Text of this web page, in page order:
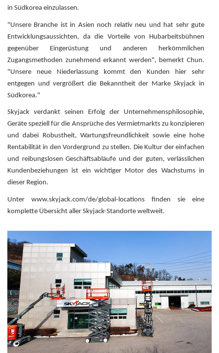
in Südkorea einzulassen.
"Unsere Branche ist in Asien noch relativ neu und hat sehr gute
Entwicklungsaussichten, da die Vorteile von Hubarbeitsbühnen
gegenüber Eingerüstung und anderen herkömmlichen
Zugangsmethoden zunehmend erkannt werden", bemerkt Chun.
"Unsere neue Niederlassung kommt den Kunden hier sehr
entgegen und vergrößert die Bekanntheit der Marke Skyjack in
Südkorea."
Skyjack verdankt seinen Erfolg der Unternehmensphilosophie,
Geräte speziell für die Ansprüche des Vermietmarkts zu konzipieren
und dabei Robustheit, Wartungsfreundlichkeit sowie eine hohe
Rentabilität in den Vordergrund zu stellen. Die Kultur der einfachen
und reibungslosen Geschäftsabläufe und der guten, verlässlichen
Kundenbeziehungen ist ein wichtiger Motor des Wachstums in
dieser Region.
Unter www.skyjack.com/de/global-locations finden sie eine
komplette Übersicht aller Skyjack-Standorte weltweit.